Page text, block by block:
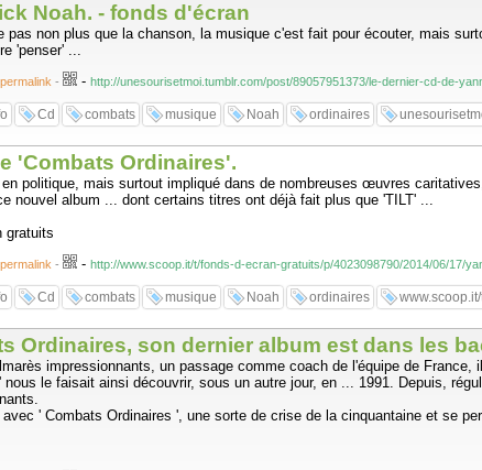
Noah. - fonds d'écran
pas non plus que la chanson, la musique c'est fait pour écouter, mais
'penser' ...
- - http://unesourisetmoi.tumblr.com/post/89057951373/le-dernier-cd-de-
Cd combats musique Noah ordinaires
'Combats Ordinaires'.
en politique, mais surtout impliqué dans de nombreuses œuvres
nouvel album ... dont certains titres ont déjà fait plus que 'TILT' ...
gratuits
- - http://www.scoop.it/t/fonds-d-ecran-gratuits/p/4023098790/2014/06/17/
Cd combats musique Noah ordinaires
Ordinaires, son dernier album est dans les
impressionnants, un passage comme coach de l'équipe de
le faisait ainsi découvrir, sous un autre jour, en ... 1991. Depuis,
' Combats Ordinaires ', une sorte de crise de la cinquantaine et se